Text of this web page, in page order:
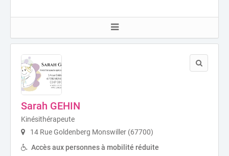
Sarah GEHIN
Kinésithérapeute
14 Rue Goldenberg Monswiller (67700)
Accès aux personnes à mobilité réduite